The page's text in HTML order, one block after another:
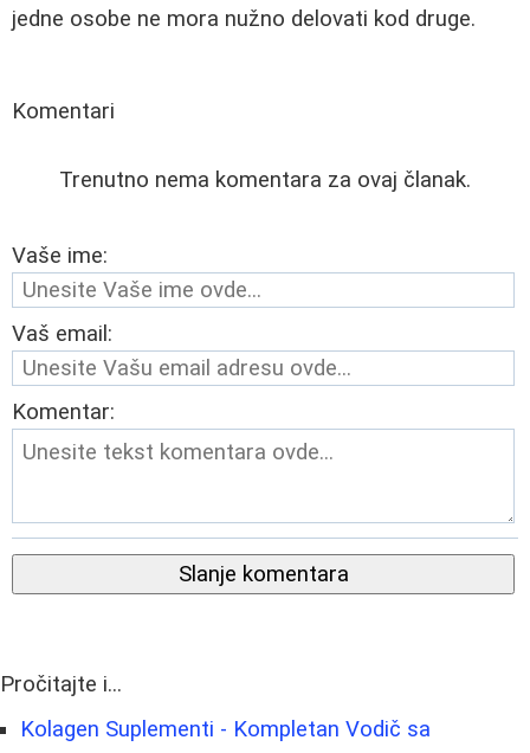
jedne osobe ne mora nužno delovati kod druge.
Komentari
Trenutno nema komentara za ovaj članak.
Vaše ime:
Vaš email:
Komentar:
Slanje komentara
Pročitajte i...
Kolagen Suplementi - Kompletan Vodič sa